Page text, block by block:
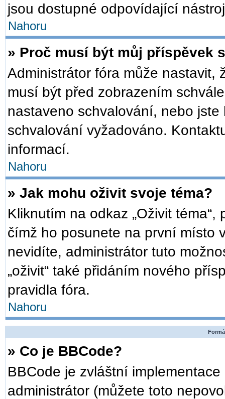
jsou dostupné odpovídající
Nahoru
» Proč musí být můj příspěvek
Administrátor fóra může nastavit,
musí být před zobrazením
nastaveno schvalování, nebo
schvalování vyžadováno.
informací.
Nahoru
» Jak mohu oživit svoje téma?
Kliknutím na odkaz „Oživit
čímž ho posunete na první místo
nevidíte, administrátor tuto
„oživit“ také přidáním nového
pravidla fóra.
Nahoru
» Co je BBCode?
BBCode je zvláštní
administrátor (můžete toto